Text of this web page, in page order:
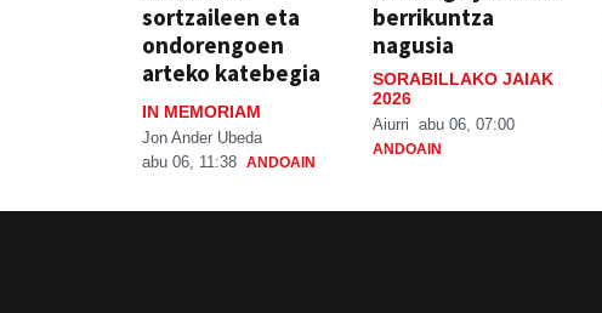
sortzaileen eta
ondorengoen
arteko katebegia
IN MEMORIAM
Jon Ander Ubeda
abu 06, 11:38 ANDOAIN
berrikuntza
nagusia
SORABILLAKO JAIAK
2026
Aiurri abu 06, 07:00
ANDOAIN